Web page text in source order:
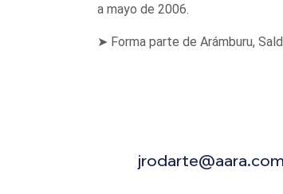
a mayo de 2006.
➤ Forma parte de Arámburu,